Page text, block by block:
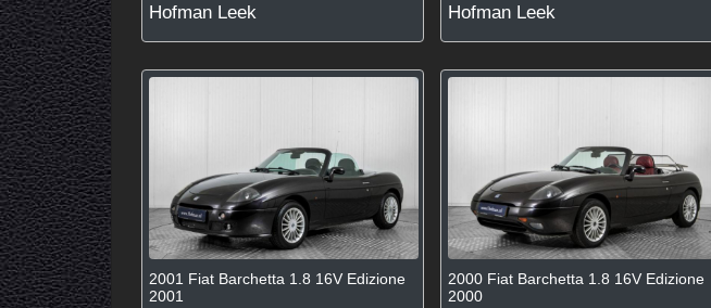
Hofman Leek Hofman Leek
2001 Fiat Barchetta 1.8 16V Edizione
2001
2000 Fiat Barchetta 1.8 16V Edizione
2000